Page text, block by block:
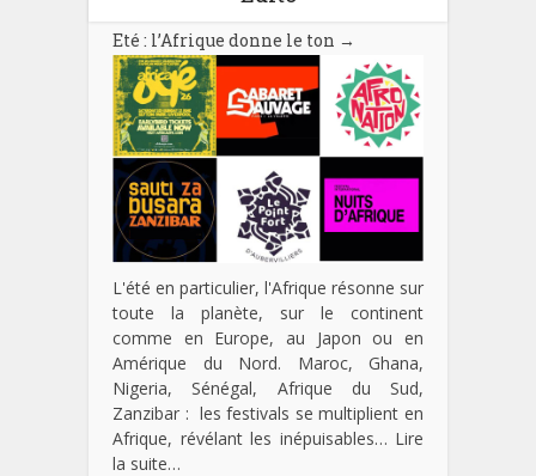
Eté : l’Afrique donne le ton →
L'été en particulier, l'Afrique résonne sur
toute la planète, sur le continent
comme en Europe, au Japon ou en
Amérique du Nord. Maroc, Ghana,
Nigeria, Sénégal, Afrique du Sud,
Zanzibar : les festivals se multiplient en
Afrique, révélant les inépuisables… Lire
la suite…